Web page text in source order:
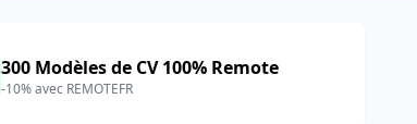
300 Modèles de CV 100% Remote
-10% avec REMOTEFR